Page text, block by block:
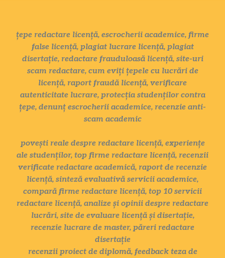
țepe redactare licență, escrocherii academice, firme
false licență, plagiat lucrare licență, plagiat
disertație, redactare frauduloasă licență, site-uri
scam redactare, cum eviți țepele cu lucrări de
licență, raport fraudă licență, verificare
autenticitate lucrare, protecția studenților contra
țepe, denunț escrocherii academice, recenzie anti-
scam academic
povești reale despre redactare licență, experiențe
ale studenților, top firme redactare licență, recenzii
verificate redactare academică, raport de recenzie
licență, sinteză evaluativă servicii academice,
compară firme redactare licență, top 10 servicii
redactare licență, analize și opinii despre redactare
lucrări, site de evaluare licență și disertație,
recenzie lucrare de master, păreri redactare
disertație
recenzii proiect de diplomă, feedback teza de